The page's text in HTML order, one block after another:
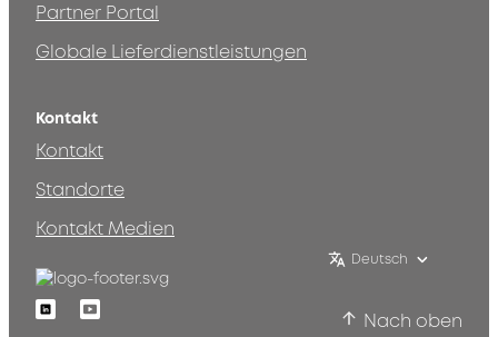
Partner Portal
Globale Lieferdienstleistungen
Kontakt
Kontakt
Standorte
Kontakt Medien
Deutsch
LinkedinYoutube
Nach oben